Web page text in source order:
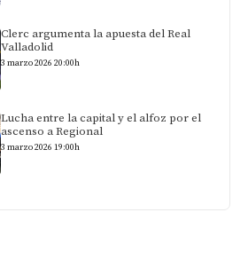
Clerc argumenta la apuesta del Real
Valladolid
3 marzo 2026 20:00h
Lucha entre la capital y el alfoz por el
ascenso a Regional
3 marzo 2026 19:00h